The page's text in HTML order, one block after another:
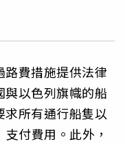
路費措施提供法律
與以色列旗幟的船
所有通行船隻以
付費用。此外，